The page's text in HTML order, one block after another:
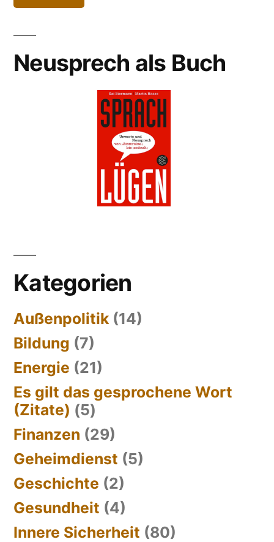
Neusprech als Buch
Kategorien
Außenpolitik (14)
Bildung (7)
Energie (21)
Es gilt das gesprochene Wort
(Zitate) (5)
Finanzen (29)
Geheimdienst (5)
Geschichte (2)
Gesundheit (4)
Innere Sicherheit (80)